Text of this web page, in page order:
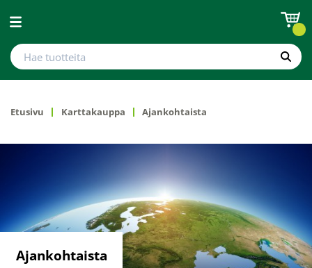
Avaa valikko
Hae tuotteita
Hae
Etusivu Karttakauppa Ajankohtaista
Ajankohtaista